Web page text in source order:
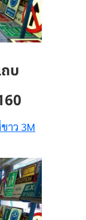
บ
าว 3M